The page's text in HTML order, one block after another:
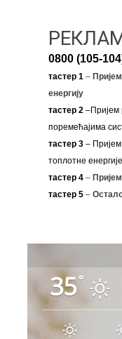
0800 (105-
тастер 1–Пријем
енергију
тастер 2–Пријем
поремећајима
тастер 3–
топлотне енергије
тастер 4 –
тастер 5 –
35°